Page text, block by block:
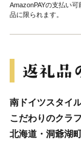
AmazonPAYの支払い
品に限られます。
南ドイツスタイ
こだわりのクラ
北海道・洞爺湖